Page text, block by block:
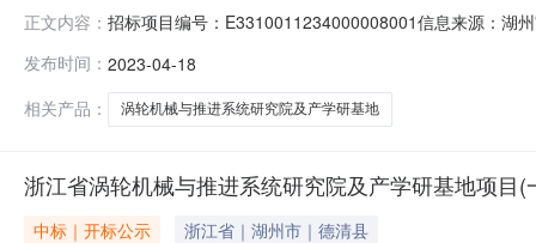
正文内容： 招标项目编号：E3310011234000008001信息来源：湖
枫建设有限公司3941158达到现行国家验收标准的合格
发布时间： 2023-04-18
相关产品：
涡轮机械与推进系统研究院及产学研基地
浙江省涡轮机械与推进系统研究院及产学研基地项目(
中标｜开标公示
浙江省｜湖州市｜德清县